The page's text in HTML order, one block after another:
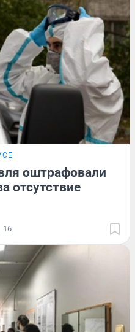
оштрафовали
отсутствие
16